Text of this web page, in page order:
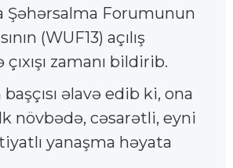
Şəhərsalma Forumunun
(WUF13) açılış
zamanı bildirib.
əlavə edib ki, ona
növbədə, cəsarətli, eyni
yanaşma həyata